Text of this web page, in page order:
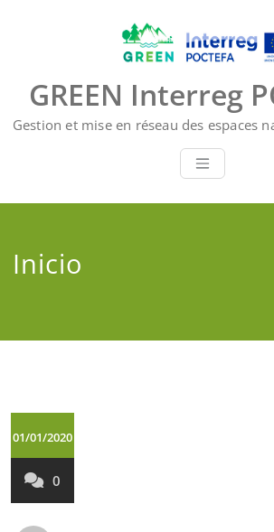
GREEN Interreg
Gestion et mise en réseau des espaces
Inicio
01/01/2020
0